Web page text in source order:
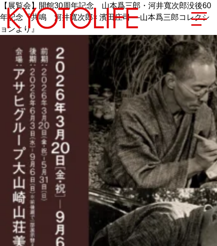
エリアから探す
地図から探す
カテゴリーから探す
SPECIAL
NEW OPEN
SERIES
CULTURE
【展覧会】開館30周年記念 山本爲三郎・河井寬次郎没後60
年記念『共鳴 河井寬次郎× 濱田庄司 ―山本爲三郎コレクシ
ョンより』